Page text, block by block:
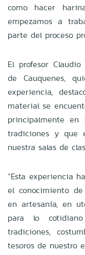
como hacer
empezamos a
parte del proceso
El profesor
de Cauquenes,
experiencia,
material se
principalmente en
tradiciones y que
nuestra salas de
“Esta experiencia
el conocimiento
en artesanía, en
para lo
tradiciones,
tesoros de nuestro